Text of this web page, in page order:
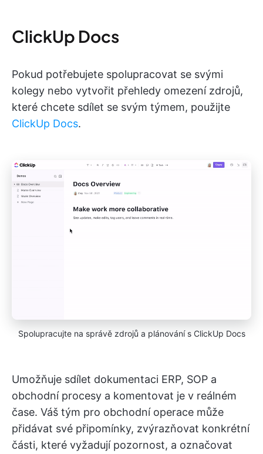
ClickUp Docs
Pokud potřebujete spolupracovat se svými
kolegy nebo vytvořit přehledy omezení zdrojů,
které chcete sdílet se svým týmem, použijte
ClickUp Docs.
Spolupracujte na správě zdrojů a plánování s ClickUp Docs
Umožňuje sdílet dokumentaci ERP, SOP a
obchodní procesy a komentovat je v reálném
čase. Váš tým pro obchodní operace může
přidávat své připomínky, zvýrazňovat konkrétní
části, které vyžadují pozornost, a označovat